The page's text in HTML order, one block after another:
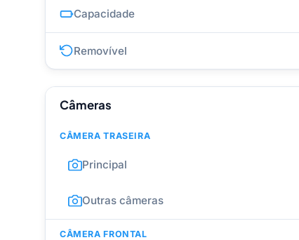
Capacidade
Removível
Câmeras
CÂMERA TRASEIRA
Principal
Outras câmeras
CÂMERA FRONTAL